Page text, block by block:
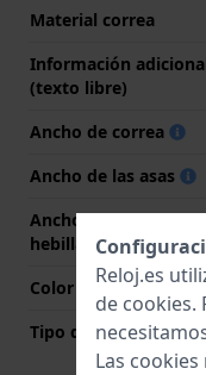
Material correa
Información
(texto libre)
Ancho de correa
Ancho de las asas
Ancho de correa en
hebilla
Color de correa
Tipo de cierre
Reloj.es
de cookies.
Las cookies